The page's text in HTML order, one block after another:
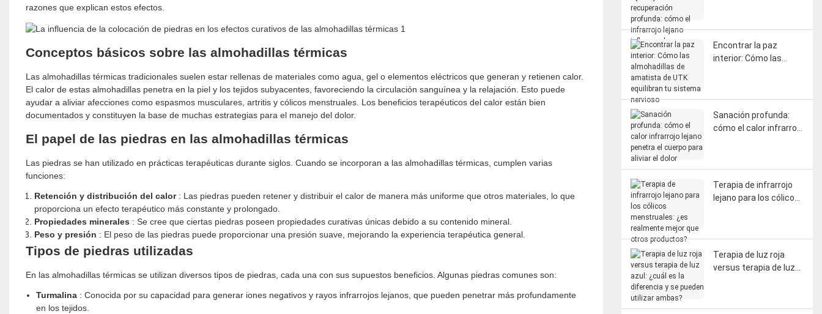
razones que explican estos efectos.
Conceptos básicos sobre las almohadillas térmicas
Las almohadillas térmicas tradicionales suelen estar rellenas de materiales como agua, gel o elementos eléctricos que generan y retienen calor.
El calor de estas almohadillas penetra en la piel y los tejidos subyacentes, favoreciendo la circulación sanguínea y la relajación. Esto puede
ayudar a aliviar afecciones como espasmos musculares, artritis y cólicos menstruales. Los beneficios terapéuticos del calor están bien
documentados y constituyen la base de muchas estrategias para el manejo del dolor.
El papel de las piedras en las almohadillas térmicas
Las piedras se han utilizado en prácticas terapéuticas durante siglos. Cuando se incorporan a las almohadillas térmicas, cumplen varias
funciones:
Retención y distribución del calor: Las piedras pueden retener y distribuir el calor de manera más uniforme que otros materiales, lo que
proporciona un efecto terapéutico más constante y prolongado.
Propiedades minerales : Se cree que ciertas piedras poseen propiedades curativas únicas debido a su contenido mineral.
Peso y presión : El peso de las piedras puede proporcionar una presión suave, mejorando la experiencia terapéutica general.
Tipos de piedras utilizadas
En las almohadillas térmicas se utilizan diversos tipos de piedras, cada una con sus supuestos beneficios. Algunas piedras comunes son:
Turmalina: Conocida por su capacidad para generar iones negativos y rayos infrarrojos lejanos, que pueden penetrar más profundamente
en los tejidos.
infrarrojo lejano influye
en la circulación, la
Encontrar la paz
interior: Cómo las
nervioso
Sanación profunda:
cómo el calor infrarrojo
Terapia de infrarrojo
lejano para los cólicos
Terapia de luz roja
versus terapia de luz